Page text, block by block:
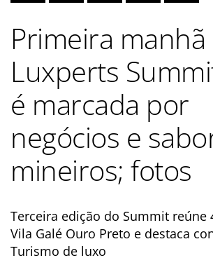
Primeira
Luxperts
é marcada por
negócios e
mineiros; fotos
Terceira edição do Summit reúne
Vila Galé Ouro Preto e destaca
Turismo de luxo